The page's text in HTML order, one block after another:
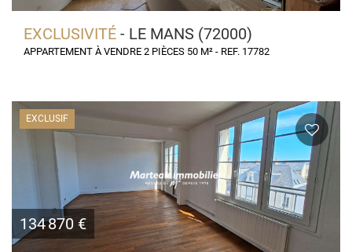
EXCLUSIVITÉ - LE MANS (72000)
APPARTEMENT À VENDRE 2 PIÈCES 50 M² - REF. 17782
EXCLUSIF
134 870 €